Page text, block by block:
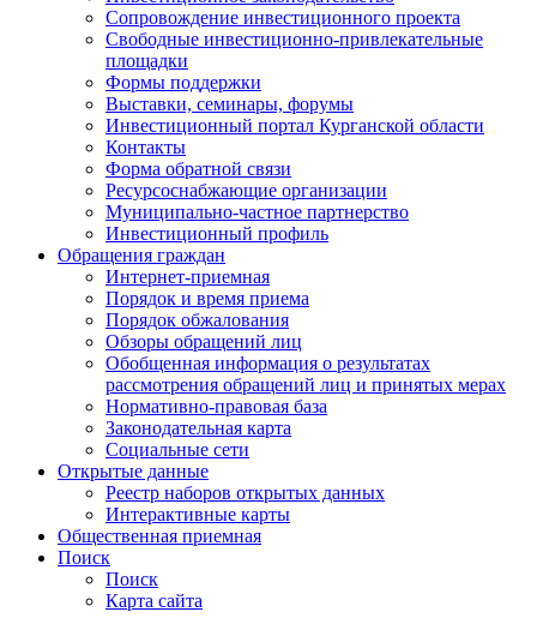
Сопровождение инвестиционного проекта
Свободные инвестиционно-привлекательные
площадки
Формы поддержки
Выставки, семинары, форумы
Инвестиционный портал Курганской области
Контакты
Форма обратной связи
Ресурсоснабжающие организации
Муниципально-частное партнерство
Инвестиционный профиль
Обращения граждан
Интернет-приемная
Порядок и время приема
Порядок обжалования
Обзоры обращений лиц
Обобщенная информация о результатах
рассмотрения обращений лиц и принятых мерах
Нормативно-правовая база
Законодательная карта
Социальные сети
Открытые данные
Реестр наборов открытых данных
Интерактивные карты
Общественная приемная
Поиск
Поиск
Карта сайта